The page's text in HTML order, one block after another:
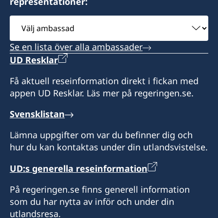
Belfast BT3 9AH
Northern Ireland
Konsulatet täcker följande områden: Antrim,
Armagh, Down, Fermanagh, Londonderry och
Tyrone
På detta konsulat kan du hämta pass.
Öppettider: enligt överenskommelse
Honorärkonsul
David Clarke
Assistent
Karen Patterson
och Faversham)
Öppettider: enligt överenskommelse
Honorärkonsul
James Ryeland
Outer Hebrides
På detta konsulat kan du hämta pass.
Öppettider: enligt överenskommelse
Telefontid: tisdag och torsdag 09:00 – 14:00
Honorärkonsul
Mike Christopherson
Öppettider: 09:00 – 17:00
Honorärkonsul
George Gaggero
Assistent
Maria Jesus Lyon
Mariner House
Trondheim Way
Stallingborough
Immingham
North East Lincolnshire DN41 8FD
Konsulatet täcker följande områden:
Humberside, Lincolnshire and
Nottinghamshire, Durham, Northumberland
and Tyne and Wear, Cleveland and North
Yorkshire (norr om en linje mellan Hawes och
Scarborough)
Öppettider: enligt överenskommelse
Honorärkonsul
Camilla Carlbom Flinn
Välj
ambassad
Se en lista över alla ambassader
UD Resklar
Få aktuell reseinformation direkt i fickan med
appen UD Resklar. Läs mer på regeringen.se.
Svensklistan
Lämna uppgifter om var du befinner dig och
hur du kan kontaktas under din utlandsvistelse.
UD:s generella reseinformation
På regeringen.se finns generell information
som du har nytta av inför och under din
utlandsresa.